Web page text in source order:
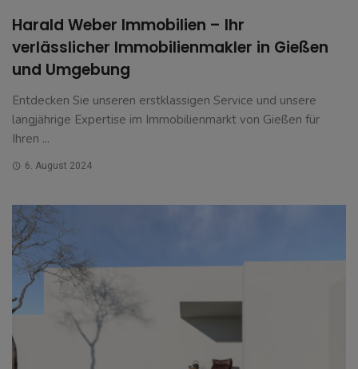
Harald Weber Immobilien – Ihr
verlässlicher Immobilienmakler in Gießen
und Umgebung
Entdecken Sie unseren erstklassigen Service und unsere
langjährige Expertise im Immobilienmarkt von Gießen für
Ihren ...
6. August 2024